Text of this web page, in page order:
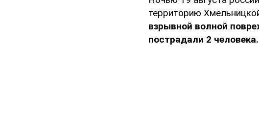
территорию
взрывной волной
пострадали 2 человека.